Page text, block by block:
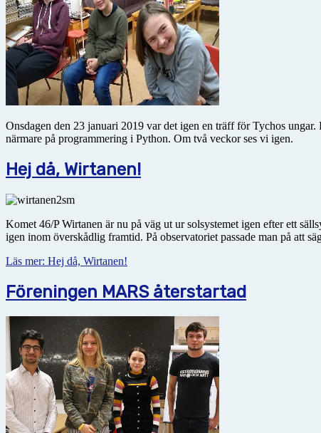
Onsdagen den 23 januari 2019 var det igen en träff för Tychos
närmare på programmering i Python. Om två veckor ses vi igen.
Hej då, Wirtanen!
Komet 46/P Wirtanen är nu på väg ut ur solsystemet igen efter ett
igen inom överskådlig framtid. På observatoriet passade man på att
Läs mer: Hej då, Wirtanen!
Föreningen MARS återstartad